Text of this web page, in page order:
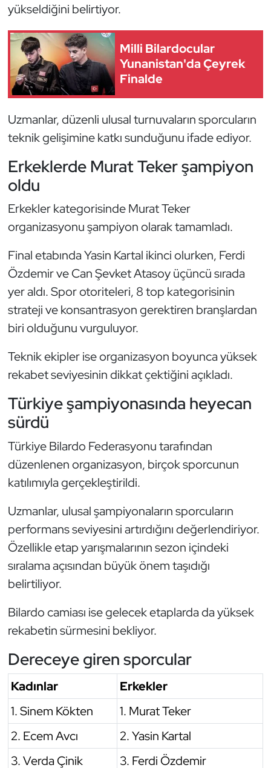
yükseldiğini belirtiyor.
Milli Bilardocular
Yunanistan'da Çeyrek
Finalde
Uzmanlar, düzenli ulusal turnuvaların sporcuların
teknik gelişimine katkı sunduğunu ifade ediyor.
Erkeklerde Murat Teker şampiyon
oldu
Erkekler kategorisinde Murat Teker
organizasyonu şampiyon olarak tamamladı.
Final etabında Yasin Kartal ikinci olurken, Ferdi
Özdemir ve Can Şevket Atasoy üçüncü sırada
yer aldı. Spor otoriteleri, 8 top kategorisinin
strateji ve konsantrasyon gerektiren branşlardan
biri olduğunu vurguluyor.
Teknik ekipler ise organizasyon boyunca yüksek
rekabet seviyesinin dikkat çektiğini açıkladı.
Türkiye şampiyonasında heyecan
sürdü
Türkiye Bilardo Federasyonu tarafından
düzenlenen organizasyon, birçok sporcunun
katılımıyla gerçekleştirildi.
Uzmanlar, ulusal şampiyonaların sporcuların
performans seviyesini artırdığını değerlendiriyor.
Özellikle etap yarışmalarının sezon içindeki
sıralama açısından büyük önem taşıdığı
belirtiliyor.
Bilardo camiası ise gelecek etaplarda da yüksek
rekabetin sürmesini bekliyor.
Dereceye giren sporcular
Kadınlar
Erkekler
1. Sinem Kökten
1. Murat Teker
2. Ecem Avcı
2. Yasin Kartal
3. Verda Çinik
3. Ferdi Özdemir
Hava Sporları
Hentbol
İşitme Engelli Sporcular
Judo ve Kuraş
Kano ve Rafting
Karate
Kayak
Kempo
Kick Boks
Kürek
Masa Tenisi
Modern Pentatlon
Muay Thai
Okçuluk
Optimist
Oryantiring
Özel Sporcular
Paralimpik
Ragbi
Satranç
Su Topu
Sualtı Sporları
Tekvando
Tenis